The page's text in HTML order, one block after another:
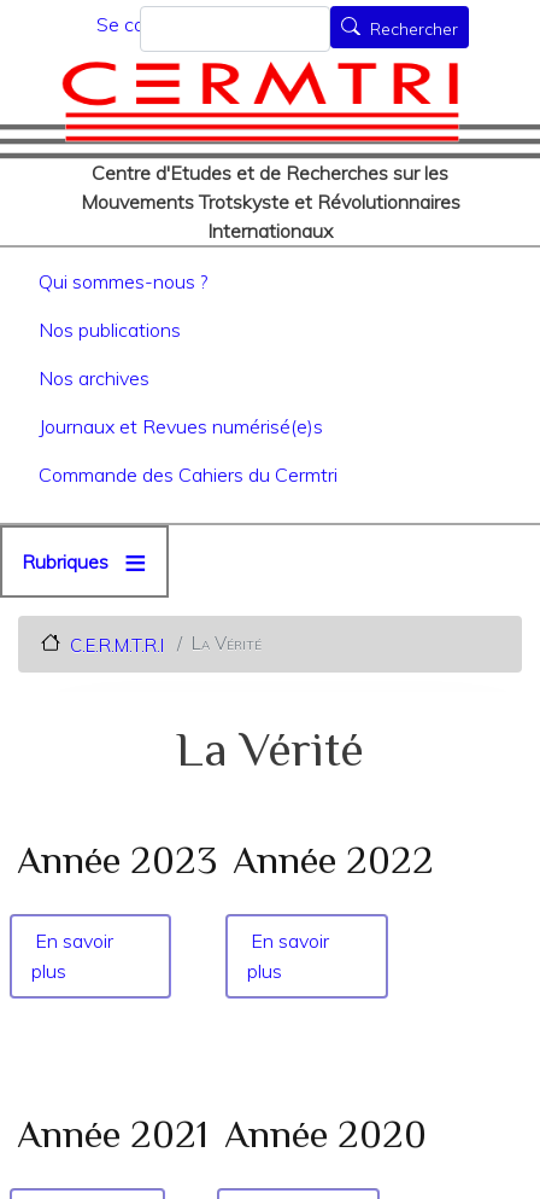
au
contenu
principal
Menu du compte de
Se connecter
Centre d'Etudes et de Recherches sur les
Mouvements Trotskyste et Révolutionnaires
Internationaux
Rechercher Rechercher
Navigation principale
Qui sommes-nous ?
Nos publications
Nos archives
Journaux et Revues numérisé(e)s
Commande des Cahiers du Cermtri
Rubriques
C.E.R.M.T.R.I La Vérité
La Vérité
Année 2023
En savoir
plus
Année
Année 2022
En savoir
plus
Année
Année 2021 Année 2020